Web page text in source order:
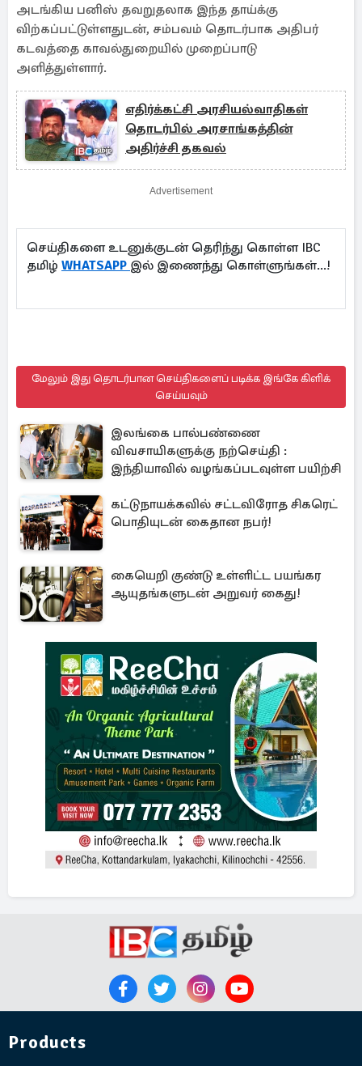
அடங்கிய பனிஸ் தவறுதலாக இந்த தாய்க்கு
விற்கப்பட்டுள்ளதுடன், சம்பவம் தொடர்பாக அதிபர்
கடவத்தை காவல்துறையில் முறைப்பாடு
அளித்துள்ளார்.
எதிர்க்கட்சி அரசியல்வாதிகள்
தொடர்பில் அரசாங்கத்தின்
அதிர்ச்சி தகவல்
Advertisement
செய்திகளை உடனுக்குடன் தெரிந்து கொள்ள IBC
தமிழ் WHATSAPP இல் இணைந்து கொள்ளுங்கள்...!
மேலும் இது தொடர்பான செய்திகளைப் படிக்க இங்கே கிளிக்
செய்யவும்
இலங்கை பால்பண்ணை
விவசாயிகளுக்கு நற்செய்தி :
இந்தியாவில் வழங்கப்படவுள்ள பயிற்சி
கட்டுநாயக்கவில் சட்டவிரோத சிகரெட்
பொதியுடன் கைதான நபர்!
கையெறி குண்டு உள்ளிட்ட பயங்கர
ஆயுதங்களுடன் அறுவர் கைது!
Products